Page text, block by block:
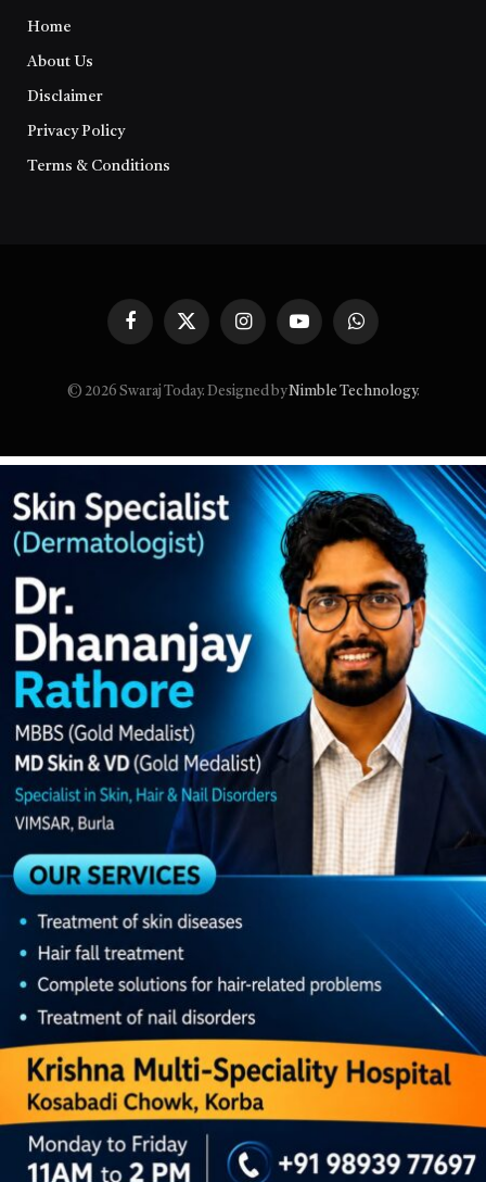
Home
About Us
Disclaimer
Privacy Policy
Terms & Conditions
FacebookX
InstagramYouTubeWhatsApp
© 2026 Swaraj Today. Designed byNimble Technology.